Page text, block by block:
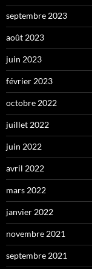
septembre 2023
août 2023
juin 2023
février 2023
octobre 2022
juillet 2022
juin 2022
avril 2022
mars 2022
janvier 2022
novembre 2021
septembre 2021